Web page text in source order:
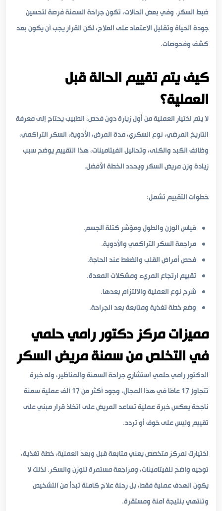
ضبط السكر. وفي بعض الحالات، تكون جراحة السمنة فرصة لتحسين
جودة الحياة وتقليل الاعتماد على العلاج، لكن القرار يجب أن يكون بعد
كشف وفحوصات.
كيف يتم تقييم الحالة قبل
العملية؟
لا يتم اختيار العملية من أول زيارة دون فحص، الطبيب يحتاج إلى معرفة
التاريخ المرضي، نوع السكري، مدة المرض، الأدوية، السكر التراكمي،
وظائف الكبد والكلى، وتحاليل الفيتامينات، هذا التقييم يوضح سبب
زيادة وزن مريض السكر ويحدد الخطة الأفضل.
خطوات التقييم تشمل:
قياس الوزن والطول ومؤشر كتلة الجسم.
مراجعة السكر التراكمي والأدوية.
فحص أمراض القلب والضغط عند الحاجة.
تقييم ارتجاع المريء ومشكلات المعدة.
شرح نوع العملية والالتزام بعدها.
وضع خطة تغذية ومتابعة بعد الجراحة.
مميزات مركز دكتور رامي حلمي
في التخلص من سمنة مريض السكر
الدكتور رامي حلمي استشاري جراحة السمنة والمناظير، وله خبرة
تتجاوز 17 عامًا في هذا المجال، وجود أكثر من 17 ألف عملية سمنة
ناجحة يعكس خبرة عملية تساعد المريض على اتخاذ قرار مبني على
تقييم وليس على خوف أو تردد.
اختيارك لمركز متخصص يعني متابعة قبل وبعد العملية، خطة تغذية،
توجيه واضح للفيتامينات، ومراجعة مستمرة للوزن والسكر. لذلك لا
يكون الهدف عملية فقط، بل رحلة علاج كاملة تبدأ من التشخيص
وتنتهي بنتيجة آمنة ومستقرة.